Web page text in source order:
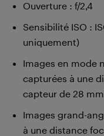
Ouverture : f/2,4
Sensibilité ISO :
uniquement)
Images en mode
capturées à une
capteur de 28
Images grand-
à une distance